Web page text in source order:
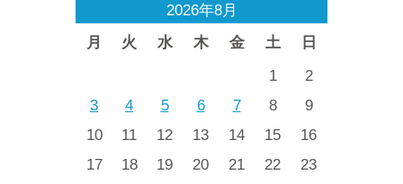
2026年8月
月
火 水 木 金 土 日
1
2
3
4 5 6 7 8
9
10
11 12 13 14 15
16
17
18 19 20 21 22
23